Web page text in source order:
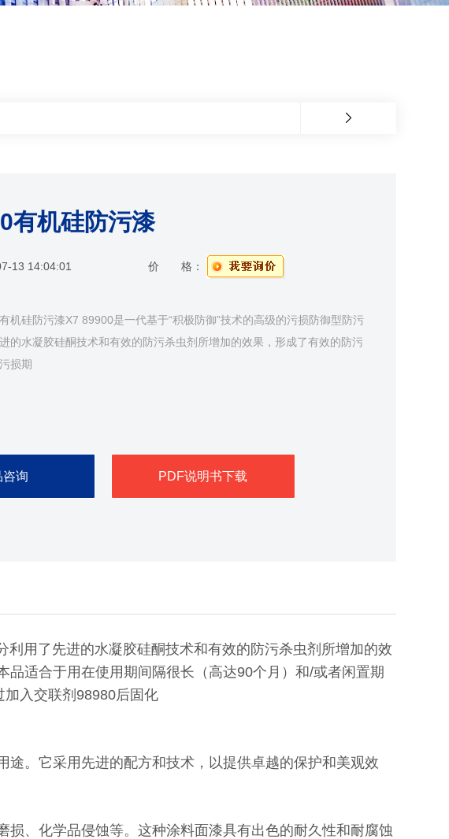
有机硅防污漆
13 14:04:01 价 格：
机硅防污漆X7 89900是一代基于“积极防御”技术的高级的污损防御型防污
的水凝胶硅酮技术和有效的防污杀虫剂所增加的效果，形成了有效的防污
损期
咨询 PDF说明书下载
用了先进的水凝胶硅酮技术和有效的防污杀虫剂所增加的效
适合于用在使用期间隔很长（高达90个月）和/或者闲置期
入交联剂98980后固化
。它采用先进的配方和技术，以提供卓越的保护和美观效
、化学品侵蚀等。这种涂料面漆具有出色的耐久性和耐腐蚀